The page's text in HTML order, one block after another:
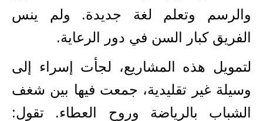
والرسم وتعلم لغة جديدة. ولم ينس
الفريق كبار السن في دور الرعاية.
لتمويل هذه المشاريع، لجأت إسراء إلى
وسيلة غير تقليدية، جمعت فيها بين شغف
الشباب بالرياضة وروح العطاء. تقول: